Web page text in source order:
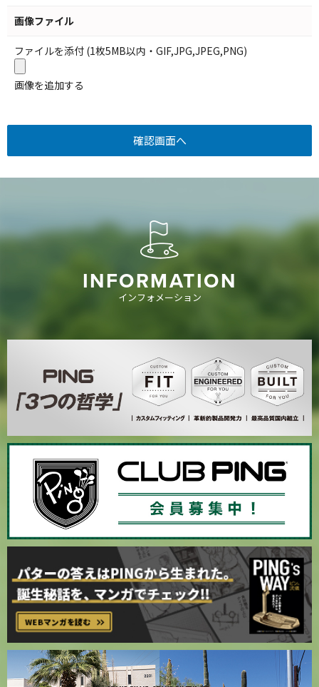
画像ファイル
ファイルを添付 (1枚5MB以内・GIF,JPG,JPEG,PNG)
画像を追加する
INFORMATION
インフォメーション